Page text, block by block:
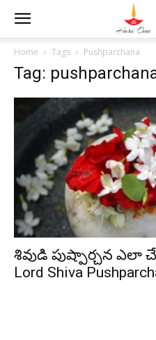
Home Tags Pushparchana
Tag:
శివుడి పుష్పార్చన ఎలా
Lord Shiva